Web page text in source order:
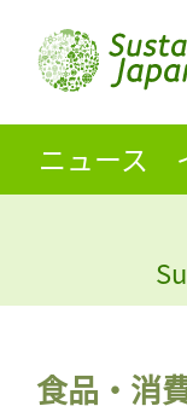
ニュース
食品・消